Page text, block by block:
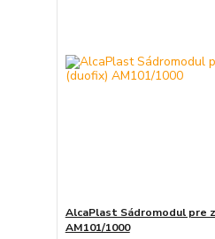
AlcaPlast Sádromodul pre
AM101/1000